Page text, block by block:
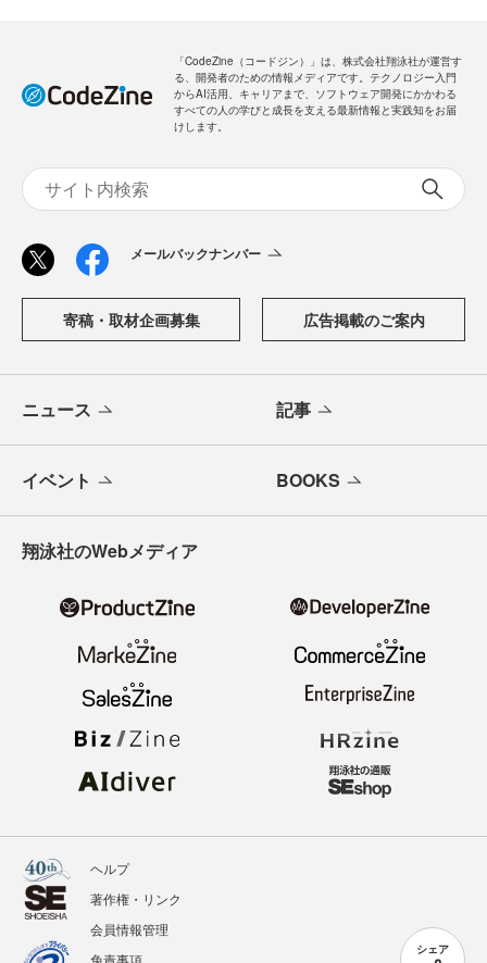
シェア
「CodeZine（コードジン）」は、株式会社翔泳社が運営す
る、開発者のための情報メディアです。テクノロジー入門
からAI活用、キャリアまで、ソフトウェア開発にかかわる
すべての人の学びと成長を支える最新情報と実践知をお届
けします。
メールバックナンバー
寄稿・取材企画募集 広告掲載のご案内
ニュース 記事
イベント BOOKS
翔泳社のWebメディア
ヘルプ
著作権・リンク
会員情報管理